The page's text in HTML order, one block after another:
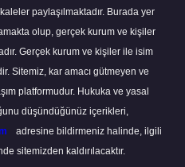
paylaşılmaktadır. Burada yer
olup, gerçek kurum ve kişiler
Gerçek kurum ve kişiler ile isim
Sitemiz, kar amacı gütmeyen ve
platformudur. Hukuka ve yasal
düşündüğünüz içerikleri,
adresine bildirmeniz halinde, ilgili
sitemizden kaldırılacaktır.